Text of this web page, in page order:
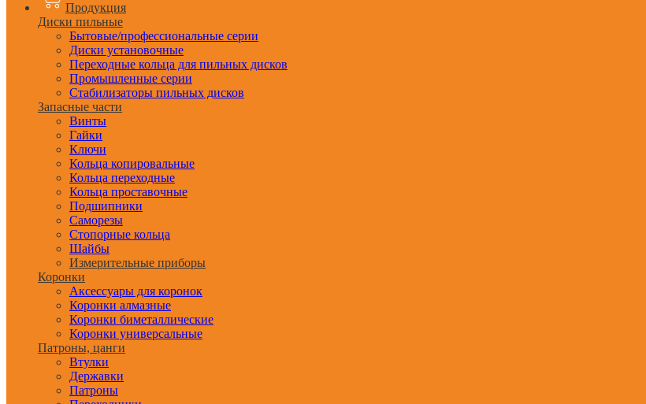
Продукция
Диски пильные
Бытовые/профессиональные серии
Диски установочные
Переходные кольца для пильных дисков
Промышленные серии
Стабилизаторы пильных дисков
Запасные части
Винты
Гайки
Ключи
Кольца копировальные
Кольца переходные
Кольца проставочные
Подшипники
Саморезы
Стопорные кольца
Шайбы
Измерительные приборы
Коронки
Аксессуары для коронок
Коронки алмазные
Коронки биметаллические
Коронки универсальные
Патроны, цанги
Втулки
Державки
Патроны